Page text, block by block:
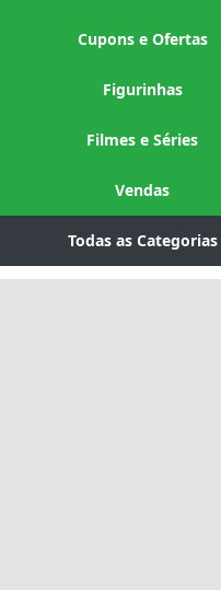
Cupons e Ofertas
Figurinhas
Filmes e Séries
Vendas
Todas as Categorias